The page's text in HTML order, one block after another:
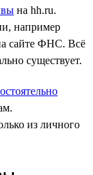
на hh.ru.
например
сайте ФНС. Всё
существует.
из личного